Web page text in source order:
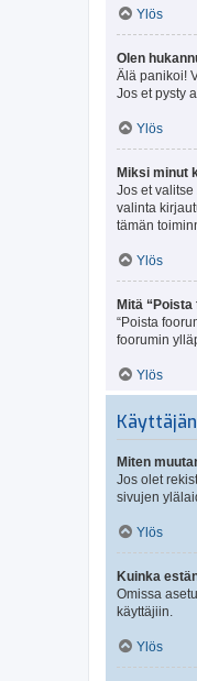
Ylös
Olen
Älä panikoi!
Jos et pysty
Ylös
Miksi minut
Jos et valitse
valinta
tämän
Ylös
Mitä
“Poista
foorumin
Ylös
Miten
Jos olet
sivujen
Ylös
Kuinka
Omissa
käyttäjiin.
Ylös